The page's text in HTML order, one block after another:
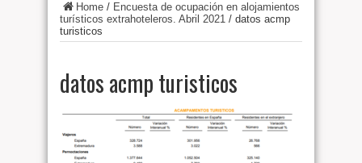
Home / Encuesta de ocupación en alojamientos
turísticos extrahoteleros. Abril 2021 / datos acmp
turisticos
datos acmp turisticos